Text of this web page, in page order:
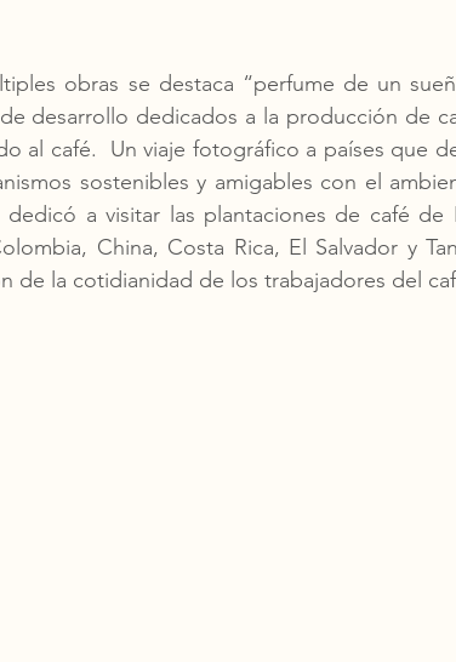
obras se destaca “perfume de un
desarrollo dedicados a la producción de
al café.  Un viaje fotográfico a países que
sostenibles y amigables con el
dedicó a visitar las plantaciones de café de
China, Costa Rica, El Salvador y